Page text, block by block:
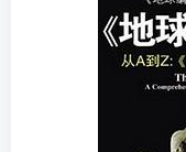
登录
没有账号？
用户名/手